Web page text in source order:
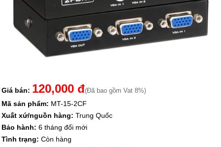
Giá bán: 120,000 đ(Đã bao gồm Vat 8%)
Mã sản phẩm: MT-15-2CF
Xuất xứ/nguồn hàng: Trung Quốc
Bảo hành: 6 tháng đổi mới
Tình trạng: Còn hàng